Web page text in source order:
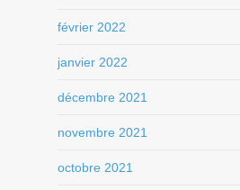
février 2022
janvier 2022
décembre 2021
novembre 2021
octobre 2021